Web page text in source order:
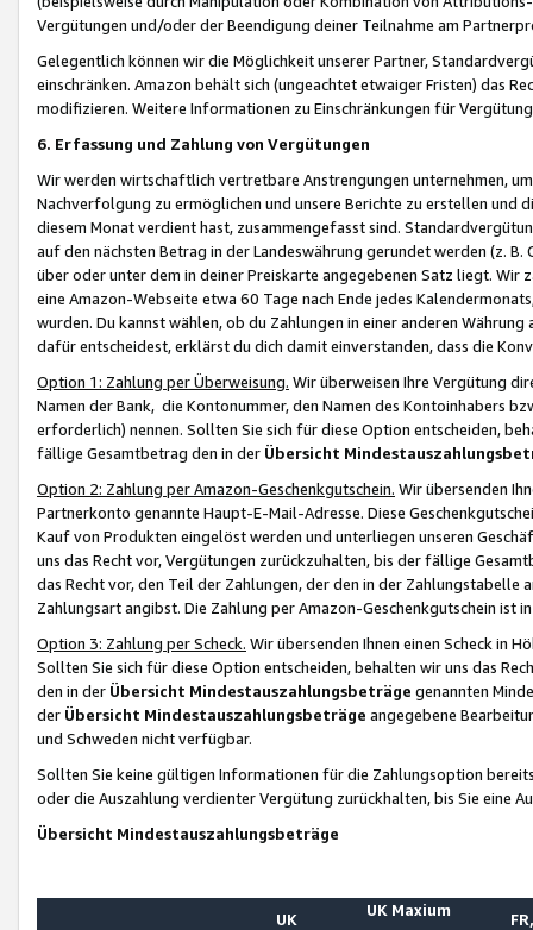
Vergütungen und/oder der Beendigung deiner Teilnahme am
Gelegentlich können wir die Möglichkeit unserer Partner,
einschränken. Amazon behält sich (ungeachtet etwaiger Fristen) das
modifizieren. Weitere Informationen zu Einschränkungen für
6. Erfassung und Zahlung von Vergütungen
Wir werden wirtschaftlich vertretbare Anstrengungen unternehmen,
Nachverfolgung zu ermöglichen und unsere Berichte zu erstellen und
diesem Monat verdient hast, zusammengefasst sind.
auf den nächsten Betrag in der Landeswährung gerundet werden (z.
über oder unter dem in deiner Preiskarte angegebenen Satz liegt.
eine Amazon-Webseite etwa 60 Tage nach Ende jedes
wurden. Du kannst wählen, ob du Zahlungen in einer anderen
dafür entscheidest, erklärst du dich damit einverstanden, dass die
Option 1: Zahlung per Überweisung. Wir überweisen Ihre Vergütung
Namen der Bank, die Kontonummer, den Namen des Kontoinhabers
erforderlich) nennen. Sollten Sie sich für diese Option entscheiden,
fällige Gesamtbetrag den in der Übersicht
Option 2: Zahlung per Amazon-Geschenkgutschein. Wir übersenden
Partnerkonto genannte Haupt-E-Mail-Adresse. Diese
Kauf von Produkten eingelöst werden und unterliegen unseren
uns das Recht vor, Vergütungen zurückzuhalten, bis der fällige
das Recht vor, den Teil der Zahlungen, der den in der
Zahlungsart angibst. Die Zahlung per Amazon-Geschenkgutschein ist
Option 3: Zahlung per Scheck. Wir übersenden Ihnen einen Scheck in
Sollten Sie sich für diese Option entscheiden, behalten wir uns das
den in der Übersicht Mindestauszahlungsbeträge genannten
der Übersicht Mindestauszahlungsbeträge angegebene
und Schweden nicht verfügbar.
Sollten Sie keine gültigen Informationen für die Zahlungsoption
oder die Auszahlung verdienter Vergütung zurückhalten, bis Sie
Übersicht Mindestauszahlungsbeträge
UK
UK Maxium